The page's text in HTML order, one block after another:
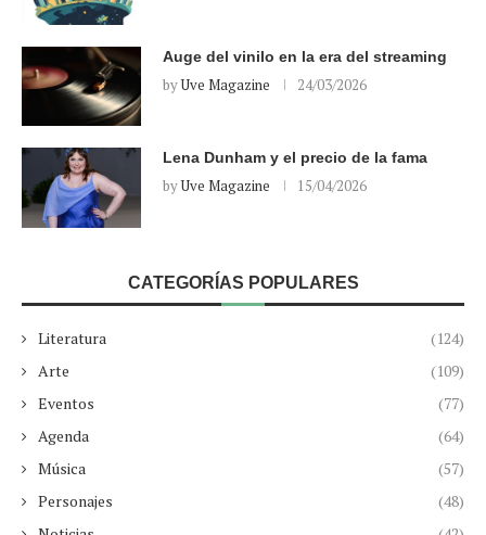
Auge del vinilo en la era del streaming
byUve Magazine 24/03/2026
Lena Dunham y el precio de la fama
byUve Magazine 15/04/2026
CATEGORÍAS POPULARES
Literatura
(124)
Arte
(109)
Eventos
(77)
Agenda
(64)
Música
(57)
Personajes
(48)